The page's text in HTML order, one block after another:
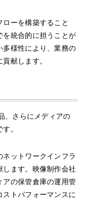
ーを構築すること
を統合的に担うことが
多様性により、業務の
献します。
、さらにメディアの
。
ットワークインフラ
します。映像制作会社
の保管倉庫の運用管
トパフォーマンスに